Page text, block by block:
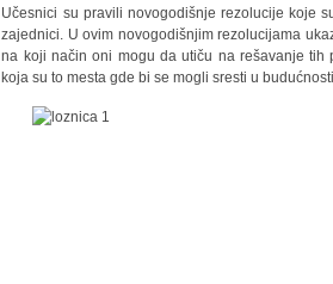
Učesnici su pravili novogodišnje rezolucije koje
zajednici. U ovim novogodišnjim rezolucijama
na koji način oni mogu da utiču na rešavanje tih
koja su to mesta gde bi se mogli sresti u